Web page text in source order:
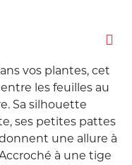
vos plantes, cet
les feuilles au
Sa silhouette
ses petites pattes
une allure à
à une tige